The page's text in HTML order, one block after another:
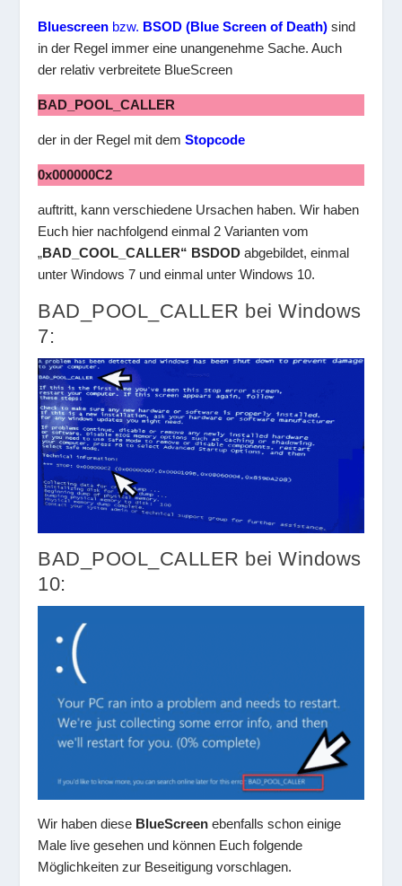
Bluescreen bzw. BSOD (Blue Screen of Death) sind
in der Regel immer eine unangenehme Sache. Auch
der relativ verbreitete BlueScreen
BAD_POOL_CALLER
der in der Regel mit demStopcode
0x000000C2
auftritt, kann verschiedene Ursachen haben. Wir haben
Euch hier nachfolgend einmal 2 Varianten vom
„BAD_COOL_CALLER“ BSDOD abgebildet, einmal
unter Windows 7 und einmal unter Windows 10.
BAD_POOL_CALLER bei Windows
7:
BAD_POOL_CALLER bei Windows
10:
Wir haben diese BlueScreen ebenfalls schon einige
Male live gesehen und können Euch folgende
Möglichkeiten zur Beseitigung vorschlagen.